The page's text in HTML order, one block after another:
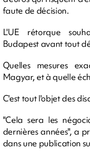
faute de décision.
L'UE rétorque
Budapest avant tout
Quelles mesures
Magyar, et à quelle
C'est tout l'objet des
"Cela sera les
dernières années", a
dans une publication